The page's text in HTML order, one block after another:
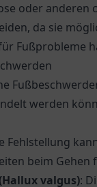
oder anderen
da sie
Fußprobleme
werden
Fehlstellung
beim Gehen
valgus):